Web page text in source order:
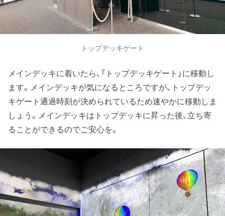
トップデッキゲート
メインデッキに着いたら、「トップデッキゲート」に移動し
ます。メインデッキが気になるところですが、トップデッ
キゲート通過時刻が決められているため速やかに移動しま
しょう。メインデッキはトップデッキに昇った後、立ち寄
ることができるのでご安心を。